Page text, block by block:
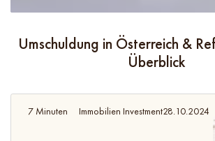
Umschuldung in Österreich &
Überblick
7 Minuten Immobilien Investment28.10.2024